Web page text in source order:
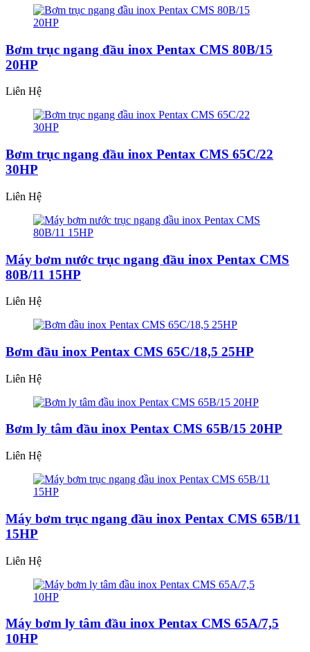
Bơm trục ngang đầu inox Pentax CMS 80B/15
20HP
Liên Hệ
Bơm trục ngang đầu inox Pentax CMS 65C/22
30HP
Liên Hệ
Máy bơm nước trục ngang đầu inox Pentax CMS
80B/11 15HP
Liên Hệ
Bơm đầu inox Pentax CMS 65C/18,5 25HP
Liên Hệ
Bơm ly tâm đầu inox Pentax CMS 65B/15 20HP
Liên Hệ
Máy bơm trục ngang đầu inox Pentax CMS 65B/11
15HP
Liên Hệ
Máy bơm ly tâm đầu inox Pentax CMS 65A/7,5
10HP